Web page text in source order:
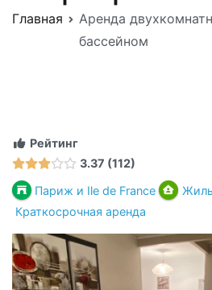
Главная
Аренда
бассейном
Рейтинг
3.37 112
Париж и Ile de France
Краткосрочная аренда